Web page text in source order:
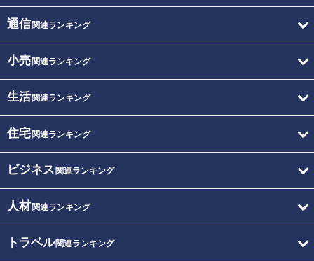
通信関連ランキング
小売関連ランキング
生活関連ランキング
住宅関連ランキング
ビジネス 関連ランキング
人材関連ランキング
トラベル関連ランキング